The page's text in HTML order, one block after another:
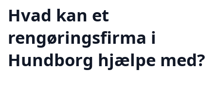
Hvad kan et
rengøringsfirma i
Hundborg hjælpe med?